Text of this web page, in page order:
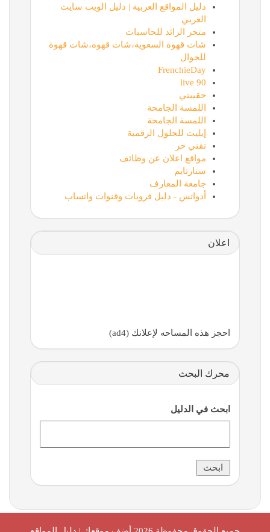
دليل المواقع العربية | دليل الويب سايت
العربي
متجر الرائد للحاسبات
شات قهوة السعوية،شات قهوه،شات قهوة
للجوال
FrenchieDay
90 live
حقيبتي
اللمسة الجامحة
اللمسة الجامحة
إيليت للحلول الرقمية
تقني حر
مواقع اعلان عن وظائف
ستارتايم
جامعة المعارف
أدواتس - دليل قروبات وقنوات واتساب
اعلان
احجز هذه المساحه لإعلانك (ad4)
محرك البحث
ابحث في الدليل